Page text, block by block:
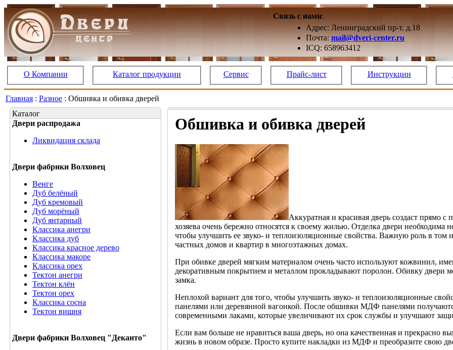
Связь с нами:
Адрес: Ленинградский пр-т. д.18
Почта:mail@dveri-center.ru
ICQ: 658963412
О Компании Каталог продукции Сервис Прайс-лист Инструкции
Главная : Разное : Обшивка и обивка дверей
Каталог
Двери распродажа
Ликвидация склада
Двери фабрики Волховец
Венге
Дуб белёный
Дуб кремовый
Дуб морёный
Дуб янтарный
Классика анегри
Классика дуб
Классика красное дерево
Классика макоре
Классика орех
Тектон анегри
Тектон клён
Тектон орех
Классика сосна
Тектон вишня
Двери фабрики Волховец "Деканто"
Обшивка и обивка дверей
Аккуратная и красивая дверь создаст прямо
хозяева очень бережно относятся к своему жилью. Отделка двери необходима
чтобы улучшить ее звуко- и теплоизоляционные свойства. Важную роль в том
частных домов и квартир в многоэтажных домах.
При обивке дверей мягким материалом очень часто используют кожвинил,
декоративным покрытием и металлом прокладывают поролон. Обивку двери
замка.
Неплохой вариант для того, чтобы улучшить звуко- и теплоизоляционные
панелями или деревянной вагонкой. После обшивки МДФ панелями
современными лаками, которые увеличивают их срок службы и улучшают
Если вам больше не нравиться ваша дверь, но она качественная и прекрасно
жизнь в новом образе. Просто купите накладки из МДФ и преобразите свою